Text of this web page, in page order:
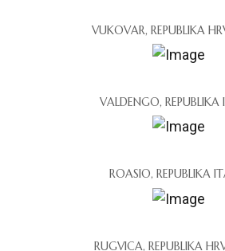
VUKOVAR, REPUBLIKA
VALDENGO, REPUBLIKA
ROASIO, REPUBLIKA
RUGVICA, REPUBLIKA